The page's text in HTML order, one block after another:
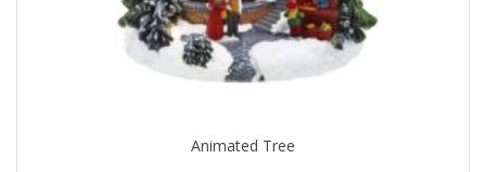
Animated Tree